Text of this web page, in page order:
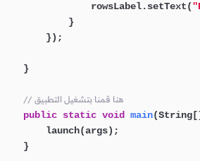
                rowsLabel.setText(
            }
        });
    }
// هنا قمنا بتشغيل التطبيق
public static void main
        launch(args);
    }